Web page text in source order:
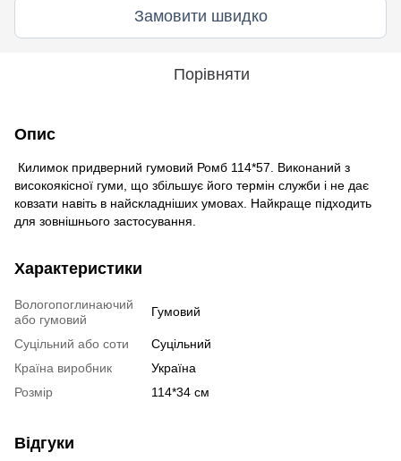
Замовити швидко
Порівняти
Опис
Килимок придверний гумовий Ромб 114*57. Виконаний з
високоякісної гуми, що збільшує його термін служби і не дає
ковзати навіть в найскладніших умовах. Найкраще підходить
для зовнішнього застосування.
Характеристики
Вологопоглинаючий
або гумовий
Гумовий
Суцільний або соти
Суцільний
Країна виробник
Україна
Розмір
114*34 см
Відгуки